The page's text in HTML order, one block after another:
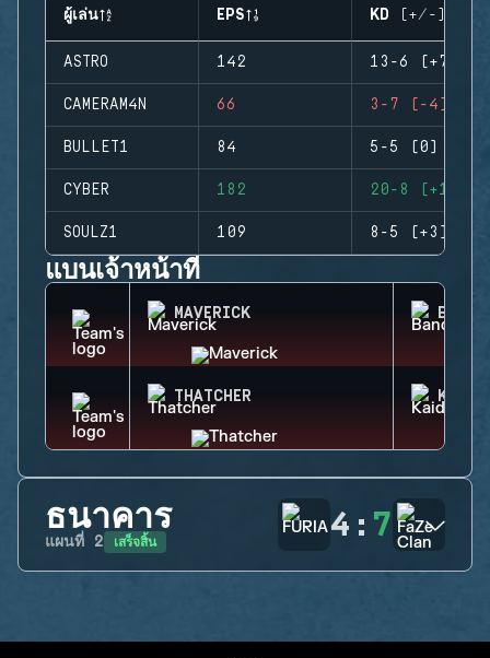
ผู้เล่น EPS KD (+/-)
ASTRO 142 13-6 (+7)
CAMERAM4N 66 3-7 (-4)
BULLET1 84 5-5 (0)
CYBER 182 20-8 (+12)
SOULZ1 109 8-5 (+3)
แบนเจ้าหน้าที่
MAVERICK
THATCHER KAID
ธนาคาร
แผนที่ 2 เสร็จสิ้น 4 : 7